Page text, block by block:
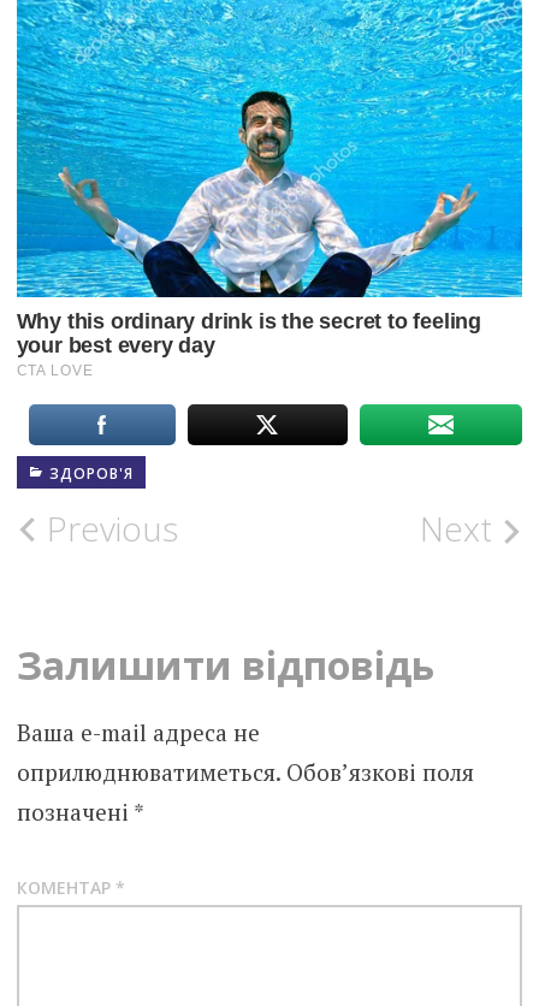
ЗДОРОВ'Я
Post
Previous Next
Залишити відповідь
Ваша e-mail адреса не
оприлюднюватиметься. Обов’язкові поля
позначені *
КОМЕНТАР *